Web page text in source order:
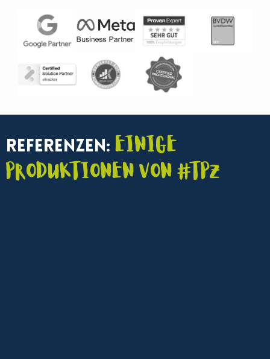
Referenzen: Einige
Produktionen von #TPZ